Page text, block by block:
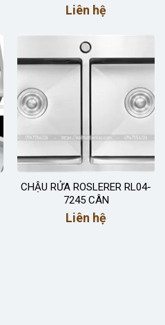
Liên hệ
CHẬU RỬA ROSLERER RL04-
7245 CÂN
Liên hệ